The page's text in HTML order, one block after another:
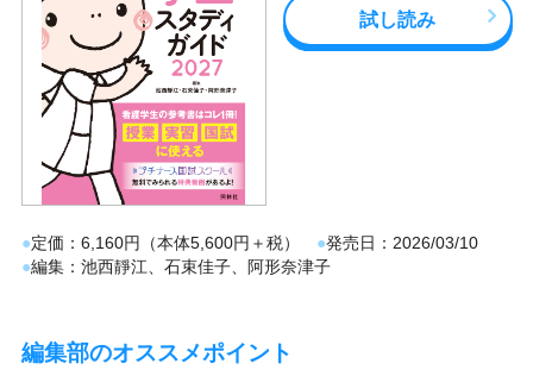
試し読み
定価 6,160円（本体5,600円＋税） 発売日
2026/03/10
編集
池西靜江、石束佳子、阿形奈津子
編集部のオススメポイント